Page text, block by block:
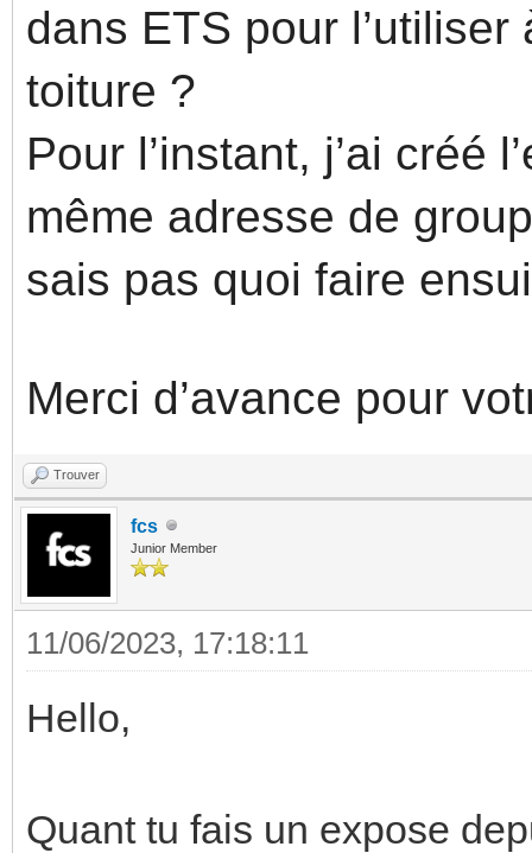
dans ETS pour
toiture ?
Pour l’instant, j’ai créé
même adresse de
sais pas quoi faire
Merci d’avance pour
Trouver
fcs
Junior Member
11/06/2023, 17:18:11
Hello,
Quant tu fais un expose